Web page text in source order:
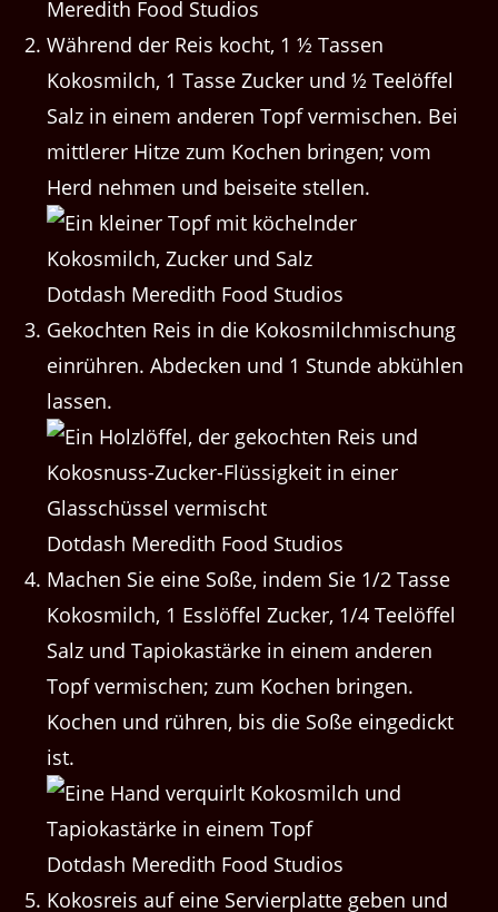
Meredith Food Studios
Während der Reis kocht, 1 ½ Tassen
Kokosmilch, 1 Tasse Zucker und ½ Teelöffel
Salz in einem anderen Topf vermischen. Bei
mittlerer Hitze zum Kochen bringen; vom
Herd nehmen und beiseite stellen.
Dotdash Meredith Food Studios
Gekochten Reis in die Kokosmilchmischung
einrühren. Abdecken und 1 Stunde abkühlen
lassen.
Dotdash Meredith Food Studios
Machen Sie eine Soße, indem Sie 1/2 Tasse
Kokosmilch, 1 Esslöffel Zucker, 1/4 Teelöffel
Salz und Tapiokastärke in einem anderen
Topf vermischen; zum Kochen bringen.
Kochen und rühren, bis die Soße eingedickt
ist.
Dotdash Meredith Food Studios
Kokosreis auf eine Servierplatte geben und